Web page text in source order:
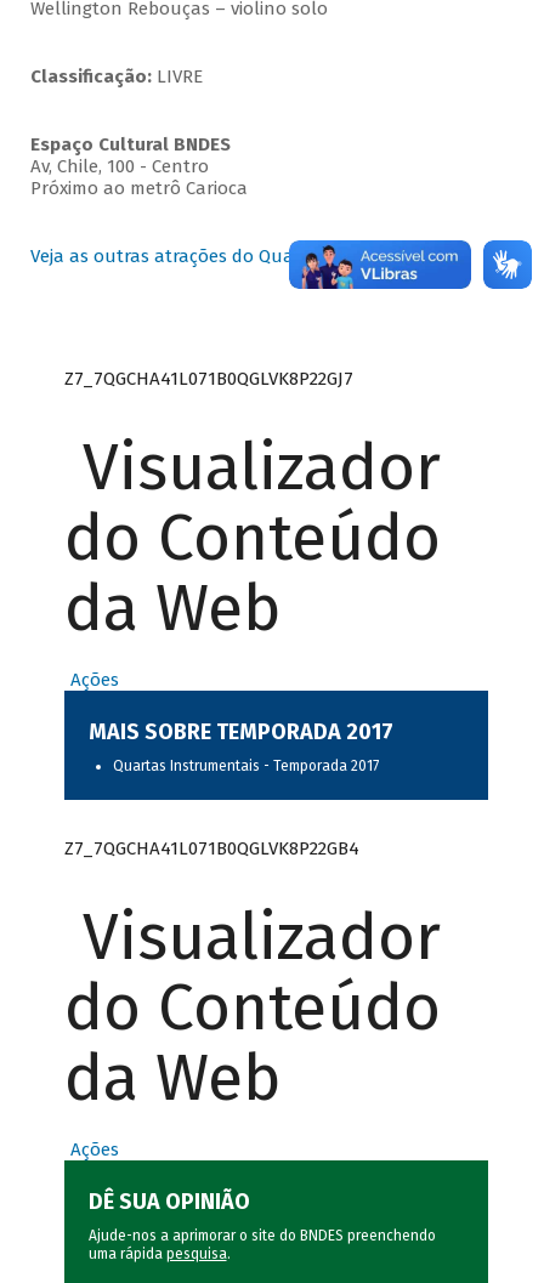
Wellington Rebouças – violino solo
Classificação:LIVRE
Espaço Cultural BNDES
Av, Chile, 100 - Centro
Próximo ao metrô Carioca
Veja as outras atrações do Quartas Instrumentais
Z7_7QGCHA41L071B0QGLVK8P22GJ7
Visualizador
do Conteúdo
da Web
Ações
MAIS SOBRE TEMPORADA 2017
Quartas Instrumentais - Temporada 2017
Z7_7QGCHA41L071B0QGLVK8P22GB4
Visualizador
do Conteúdo
da Web
Ações
DÊ SUA OPINIÃO
Ajude-nos a aprimorar o site do BNDES preenchendo
uma rápida pesquisa.